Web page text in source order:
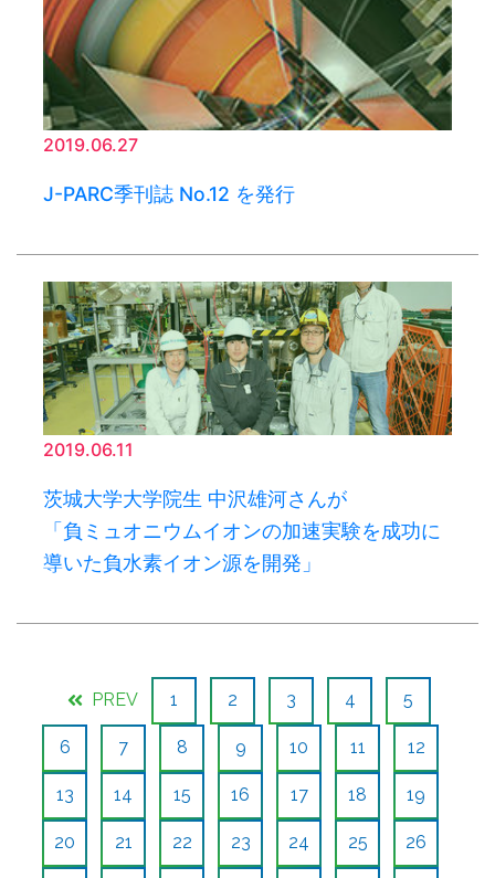
2019.06.27
J-PARC季刊誌 No.12 を発行
2019.06.11
茨城大学大学院生 中沢雄河さんが
「負ミュオニウムイオンの加速実験を成功に
導いた負水素イオン源を開発」
PREV 1 2 3 4 5
6 7 8 9 10 11 12
13 14 15 16 17 18 19
20 21 22 23 24 25 26